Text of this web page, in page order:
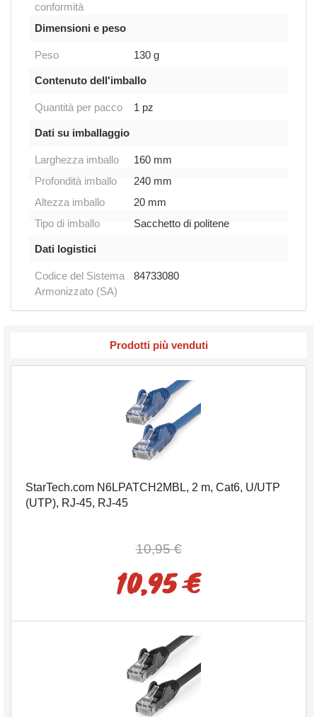
conformità
Dimensioni e peso
Peso 130 g
Contenuto dell'imballo
Quantità per pacco 1 pz
Dati su imballaggio
Larghezza imballo
160 mm
Profondità imballo
240 mm
Altezza imballo
20 mm
Tipo di imballo
Sacchetto di politene
Dati logistici
Codice del Sistema
Armonizzato (SA)
84733080
Prodotti più venduti
StarTech.com N6LPATCH2MBL, 2 m, Cat6, U/UTP
(UTP), RJ-45, RJ-45
10,95 €
10,95 €